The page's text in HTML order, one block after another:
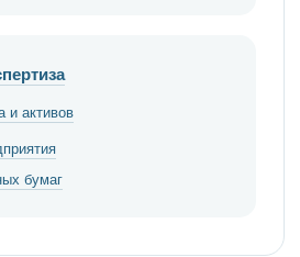
и активов
бумаг